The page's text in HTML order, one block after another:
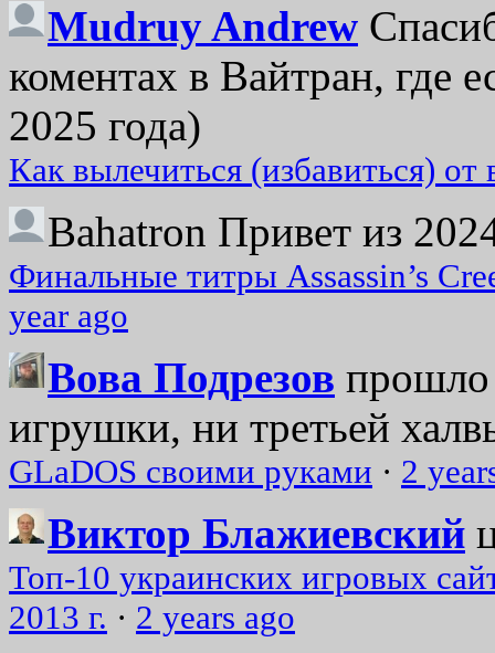
Mudruy Andrew
коментах в Вайтран, где
2025 года)
Как вылечиться (избавиться)
Bahatron Привет из
Финальные титры Assassin’s
year ago
Вова Подрезов прошло
игрушки, ни третьей
GLaDOS своими руками · 2
Виктор Блажиевский
Топ-10 украинских игровых
2013 г. · 2 years ago